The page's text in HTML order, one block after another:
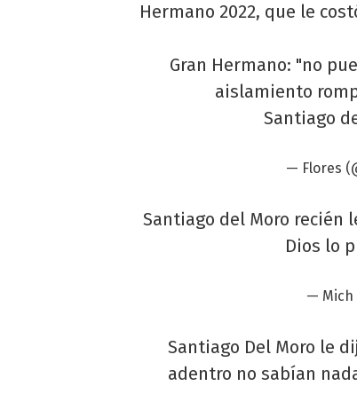
Hermano 2022, que le
Gran Hermano: "no
aislamiento
Santiago
— Flores
Santiago del Moro recién
Dios lo
— Mich
Santiago Del Moro le
adentro no sabían